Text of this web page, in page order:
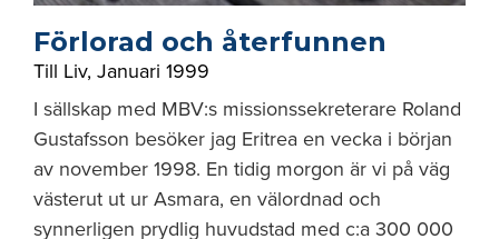
Förlorad och återfunnen
Till Liv, Januari 1999
I sällskap med MBV:s missionssekreterare Roland
Gustafsson besöker jag Eritrea en vecka i början
av november 1998. En tidig morgon är vi på väg
västerut ut ur Asmara, en välordnad och
synnerligen prydlig huvudstad med c:a 300 000